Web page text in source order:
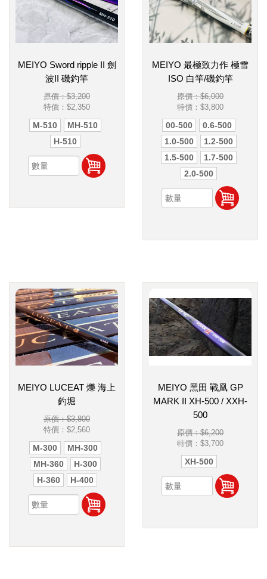
MEIYO Sword ripple II 劍
波II 磯釣竿
原價：$3,200
特價： $2,350
M-510
MH-510
H-510
MEIYO 最極致力作 極雪
ISO 白竿/磯釣竿
原價：$6,000
特價： $3,800
00-500
0.6-500
1.0-500
1.2-500
1.5-500
1.7-500
2.0-500
MEIYO LUCEAT 爍 海上
釣堀
原價：$3,800
特價： $2,560
M-300
MH-300
MH-360
H-300
H-360
H-400
MEIYO 黑田 戰凰 GP
MARK II XH-500 / XXH-
500
原價：$6,200
特價： $3,700
XH-500